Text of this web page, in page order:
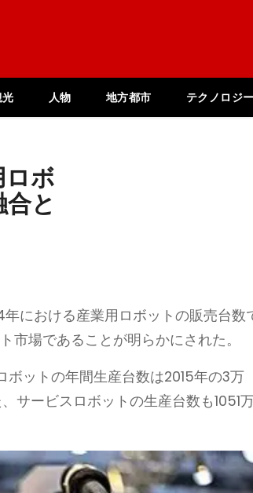
人物 地方都市 テクノロジ
ロボ
と
における産業用ロボットの販売台数
市場であることが明らかにされた。
ットの年間生産台数は2015年の3万
サービスロボットの生産台数も1051